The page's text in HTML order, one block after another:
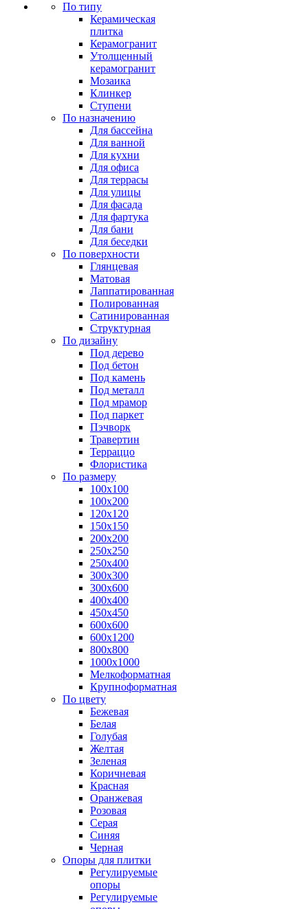
По типу
Керамическая
плитка
Керамогранит
Утолщенный
керамогранит
Мозаика
Клинкер
Ступени
По назначению
Для бассейна
Для ванной
Для кухни
Для офиса
Для террасы
Для улицы
Для фасада
Для фартука
Для бани
Для беседки
По поверхности
Глянцевая
Матовая
Лаппатированная
Полированная
Сатинированная
Структурная
По дизайну
Под дерево
Под бетон
Под камень
Под металл
Под мрамор
Под паркет
Пэчворк
Травертин
Терраццо
Флористика
По размеру
100х100
100х200
120х120
150х150
200х200
250х250
250х400
300х300
300х600
400х400
450х450
600х600
600х1200
800х800
1000х1000
Мелкоформатная
Крупноформатная
По цвету
Бежевая
Белая
Голубая
Желтая
Зеленая
Коричневая
Красная
Оранжевая
Розовая
Серая
Синяя
Черная
Опоры для плитки
Регулируемые
опоры
Регулируемые